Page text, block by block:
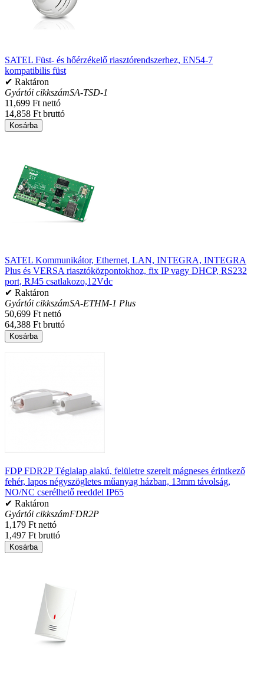
SATEL Füst- és hőérzékelő riasztórendszerhez, EN54-7
kompatibilis füst
✔ Raktáron
Gyártói cikkszámSA-TSD-1
11,699 Ft nettó
14,858 Ft bruttó
Kosárba
SATEL Kommunikátor, Ethernet, LAN, INTEGRA, INTEGRA
Plus és VERSA riasztóközpontokhoz, fix IP vagy DHCP, RS232
port, RJ45 csatlakozo,12Vdc
✔ Raktáron
Gyártói cikkszámSA-ETHM-1 Plus
50,699 Ft nettó
64,388 Ft bruttó
Kosárba
FDP FDR2P Téglalap alakú, felületre szerelt mágneses érintkező
fehér, lapos négyszögletes műanyag házban, 13mm távolság,
NO/NC cserélhető reeddel IP65
✔ Raktáron
Gyártói cikkszámFDR2P
1,179 Ft nettó
1,497 Ft bruttó
Kosárba